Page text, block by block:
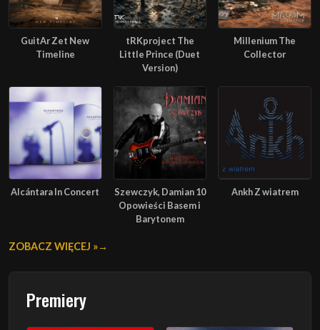
GuitAr Zet New
Timeline
tRKproject The
Little Prince (Duet
Version)
Millenium The
Collector
Alcántara In Concert
Szewczyk, Damian 10
Opowieści Basem i
Barytonem
Ankh Z wiatrem
ZOBACZ WIĘCEJ »
Premiery